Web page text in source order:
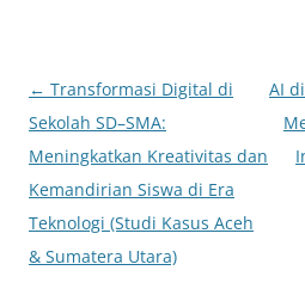
Post
navigation
← Transformasi Digital di
Sekolah SD–SMA:
Meningkatkan Kreativitas dan
Kemandirian Siswa di Era
Teknologi (Studi Kasus Aceh
& Sumatera Utara)
AI